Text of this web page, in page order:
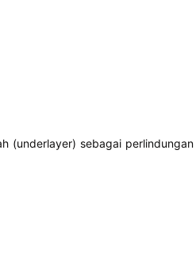
(underlayer) sebagai perlindungan